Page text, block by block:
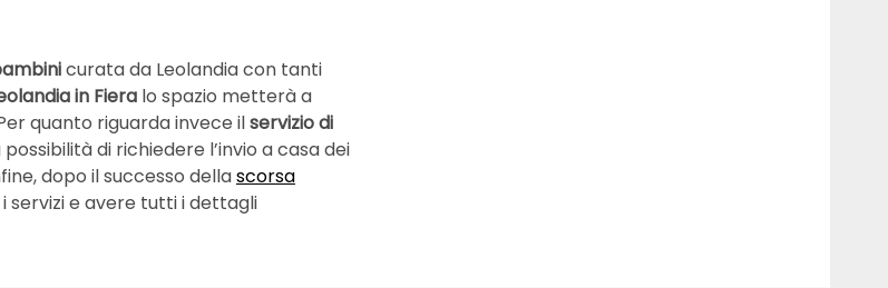
curata da Leolandia con tanti
in Fiera lo spazio metterà a
quanto riguarda invece ilservizio di
di richiedere l’invio a casa dei
dopo il successo dellascorsa
servizi e avere tutti i dettagli